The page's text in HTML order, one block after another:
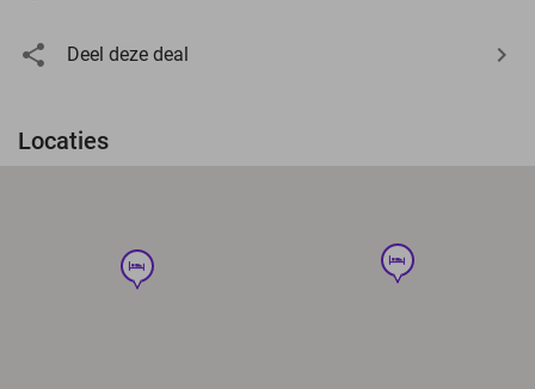
Deel deze deal
Locaties
hotel
hotel